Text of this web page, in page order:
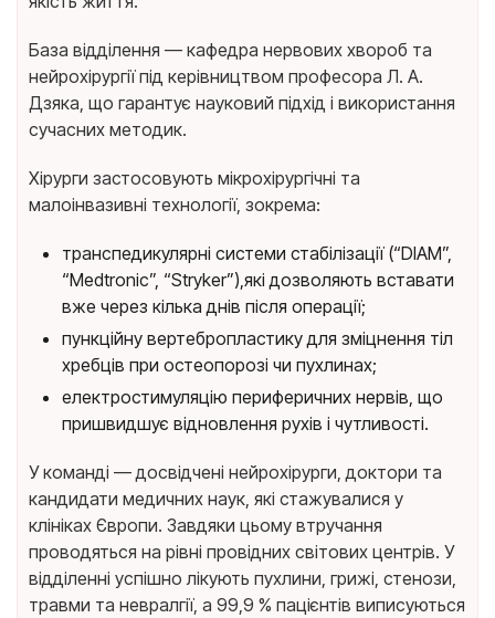
База відділення — кафедра нервових хвороб та
нейрохірургії під керівництвом професора Л. А.
Дзяка, що гарантує науковий підхід і використання
сучасних методик.
Хірурги застосовують мікрохірургічні та
малоінвазивні технології, зокрема:
транспедикулярні системи стабілізації (“DIAM”,
“Medtronic”, “Stryker”),які дозволяють вставати
вже через кілька днів після операції;
пункційну вертебропластику для зміцнення тіл
хребців при остеопорозі чи пухлинах;
електростимуляцію периферичних нервів, що
пришвидшує відновлення рухів і чутливості.
У команді — досвідчені нейрохірурги, доктори та
кандидати медичних наук, які стажувалися у
клініках Європи. Завдяки цьому втручання
проводяться на рівні провідних світових центрів. У
відділенні успішно лікують пухлини, грижі, стенози,
травми та невралгії, а 99,9 % пацієнтів виписуються